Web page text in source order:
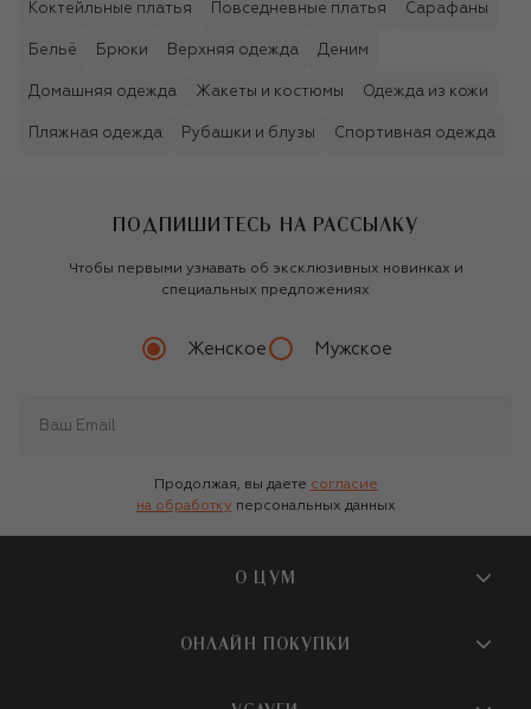
Коктейльные платья Повседневные платья Сарафаны
Бельё Брюки Верхняя одежда Деним
Домашняя одежда Жакеты и костюмы Одежда из кожи
Пляжная одежда Рубашки и блузы Спортивная одежда
ПОДПИШИТЕСЬ НА РАССЫЛКУ
Чтобы первыми узнавать об эксклюзивных новинках и
специальных предложениях
Женское Мужское
Продолжая, вы даете согласие
на обработку персональных данных
О ЦУМ
О магазине
ОНЛАЙН ПОКУПКИ